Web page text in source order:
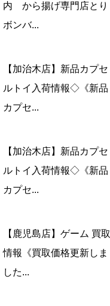
内 から揚げ専門店とり
ボンバ...
【加治木店】新品カプセ
ルトイ入荷情報◇《新品
カプセ...
【加治木店】新品カプセ
ルトイ入荷情報◇《新品
カプセ...
【鹿児島店】ゲーム 買取
情報《買取価格更新しま
した...